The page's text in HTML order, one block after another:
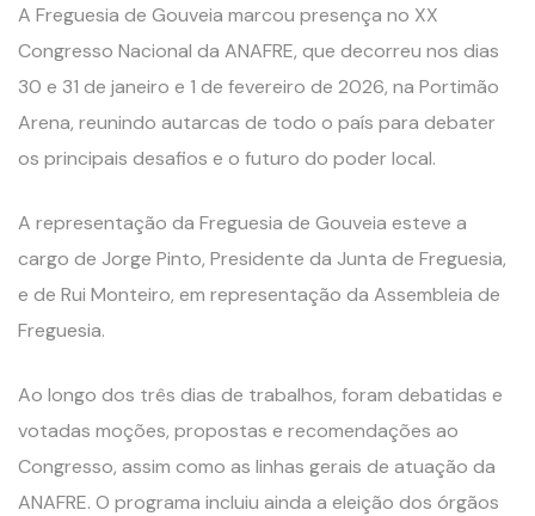
A Freguesia de Gouveia marcou presença no XX
Congresso Nacional da ANAFRE, que decorreu nos dias
30 e 31 de janeiro e 1 de fevereiro de 2026, na Portimão
Arena, reunindo autarcas de todo o país para debater
os principais desafios e o futuro do poder local.
A representação da Freguesia de Gouveia esteve a
cargo de Jorge Pinto, Presidente da Junta de Freguesia,
e de Rui Monteiro, em representação da Assembleia de
Freguesia.
Ao longo dos três dias de trabalhos, foram debatidas e
votadas moções, propostas e recomendações ao
Congresso, assim como as linhas gerais de atuação da
ANAFRE. O programa incluiu ainda a eleição dos órgãos